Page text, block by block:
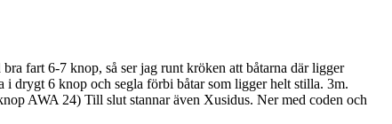
fart 6-7 knop, så ser jag runt kröken att båtarna där ligger
drygt 6 knop och segla förbi båtar som ligger helt stilla. 3m.
AWA 24) Till slut stannar även Xusidus. Ner med coden och